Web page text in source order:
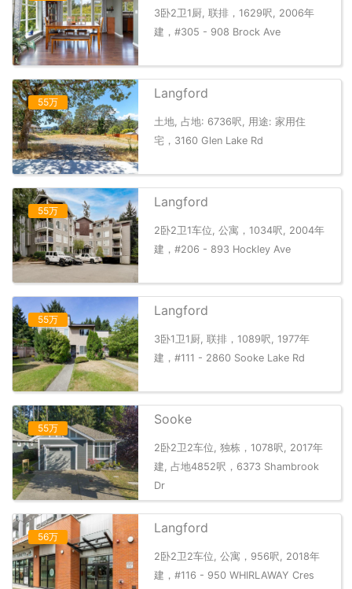
3卧2卫1厨, 联排，1629呎, 2006年
建，#305 - 908 Brock Ave
55万
Langford
土地, 占地: 6736呎, 用途: 家用住
宅，3160 Glen Lake Rd
55万
Langford
2卧2卫1车位, 公寓，1034呎, 2004年
建，#206 - 893 Hockley Ave
55万
Langford
3卧1卫1厨, 联排，1089呎, 1977年
建，#111 - 2860 Sooke Lake Rd
55万
Sooke
2卧2卫2车位, 独栋，1078呎, 2017年
建, 占地4852呎，6373 Shambrook
Dr
56万
Langford
2卧2卫2车位, 公寓，956呎, 2018年
建，#116 - 950 WHIRLAWAY Cres